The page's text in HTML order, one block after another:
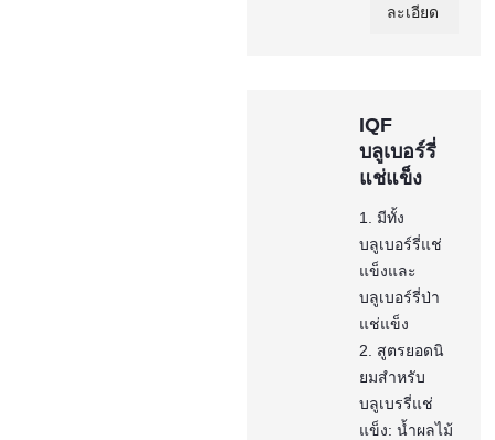
ละเอียด
IQF
บลูเบอร์รี่
แช่แข็ง
1. มีทั้ง
บลูเบอร์รี่แช่
แข็งและ
บลูเบอร์รี่ป่า
แช่แข็ง
2. สูตรยอดนิ
ยมสำหรับ
บลูเบรรี่แช่
แข็ง: น้ำผลไม้